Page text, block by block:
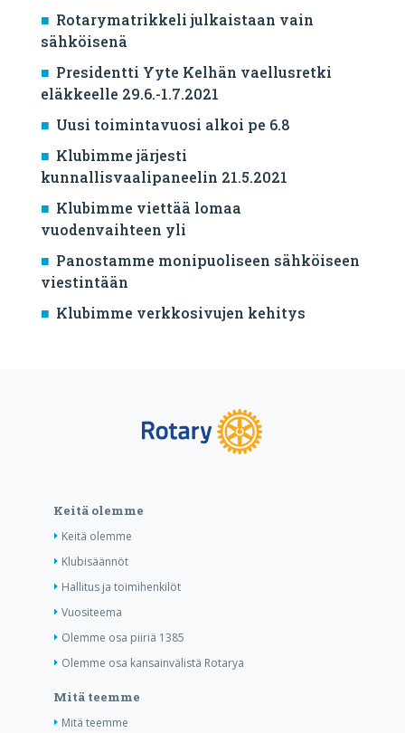
Rotarymatrikkeli julkaistaan vain
sähköisenä
Presidentti Yyte Kelhän vaellusretki
eläkkeelle 29.6.-1.7.2021
Uusi toimintavuosi alkoi pe 6.8
Klubimme järjesti
kunnallisvaalipaneelin 21.5.2021
Klubimme viettää lomaa
vuodenvaihteen yli
Panostamme monipuoliseen sähköiseen
viestintään
Klubimme verkkosivujen kehitys
Keitä olemme
Keitä olemme
Klubisäännöt
Hallitus ja toimihenkilöt
Vuositeema
Olemme osa piiriä 1385
Olemme osa kansainvälistä Rotarya
Mitä teemme
Mitä teemme